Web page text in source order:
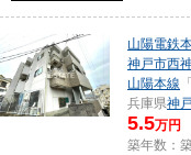
山陽電鉄
神戸市西
山陽本線 「
兵庫県神
5.5万円
築年数：